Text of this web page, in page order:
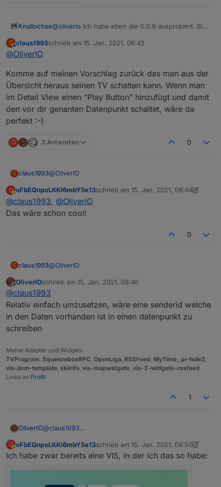
Knallochse@oliverio Ich habe eben die 0.0.9 ausprobiert. Bis
Reibungslos (latest?).
Einen Vorschlag möchte ich äußern. Da ich
nicht ein riesiger Aufwand ist, könnte man in
diesem Bereich die Hintergrundfarbe getrennt
sehr übersichtlich.
Bin gespannt, was dir noch alles einfällt.
C
Offline
claus1993schrieb am 15. Jan. 2021, 09:42
zuletzt editiert von
@OliverIO
Komme auf meinen Vorschlag zurück das man aus der
Übersicht heraus seinen TV schalten kann. Wenn man
im Detail View einen "Play Button" hinzufügt und damit
den vor dir genanten Datenpunkt schaltet, wäre da
perfekt :-)
O 3 Antworten 0
C claus1993@OliverIO
Komme auf meinen Vorschlag zurück das man aus
der Übersicht heraus seinen TV schalten kann.
Wenn man im Detail View einen "Play Button"
O
Abwesend
oFbEQnpoLKKl6mbY5e13schrieb am 15. Jan. 2021, 09:44
zuletzt editiert von
@claus1993, @OliverIO
Das wäre schon cool!
0
C claus1993@OliverIO
Komme auf meinen Vorschlag zurück das man aus
der Übersicht heraus seinen TV schalten kann.
Wenn man im Detail View einen "Play Button"
hinzufügt und damit den vor dir genanten
Datenpunkt schaltet, wäre da perfekt :-)
Offline
OliverIOschrieb am 15. Jan. 2021, 09:46
zuletzt editiert von
@claus1993
Relativ einfach umzusetzen, wäre eine senderid welche
in den Daten vorhanden ist in einen datenpunkt zu
schreiben
Meine Adapter und Widgets
TVProgram, SqueezeboxRPC, OpenLiga, RSSFeed, MyTime,, pi-hole2,
vis-json-template, skiinfo, vis-mapwidgets, vis-2-widgets-rssfeed
Links im Profil
1
OliverIO@claus1993
welche in den Daten vorhanden ist in einen
datenpunkt zu schreiben
O
Abwesend
oFbEQnpoLKKl6mbY5e13schrieb am 15. Jan. 2021, 09:50
zuletzt editiert von
Ich habe zwar bereits eine VIS, in der ich das so habe: